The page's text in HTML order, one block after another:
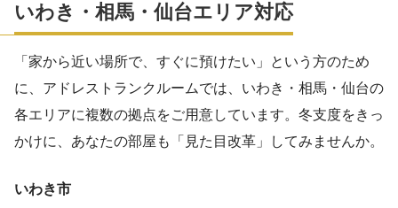
いわき・相馬・仙台エリア対応
「家から近い場所で、すぐに預けたい」という方のため
に、アドレストランクルームでは、いわき・相馬・仙台の
各エリアに複数の拠点をご用意しています。冬支度をきっ
かけに、あなたの部屋も「見た目改革」してみませんか。
いわき市